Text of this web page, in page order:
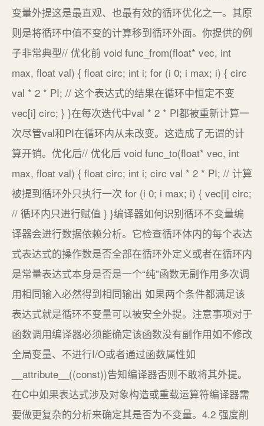
变量外提这是最直观、也最有效的循环优化之一。其原
则是将循环中值不变的计算移到循环外面。你提供的例
子非常典型// 优化前 void func_from(float* vec, int
max, float val) { float circ; int i; for (i 0; i max; i) { circ
val * 2 * PI; // 这个表达式的结果在循环中恒定不变
vec[i] circ; } }在每次迭代中val * 2 * PI都被重新计算一
次尽管val和PI在循环内从未改变。这造成了无谓的计
算开销。优化后// 优化后 void func_to(float* vec, int
max, float val) { float circ; int i; circ val * 2 * PI; // 计算
被提到循环外只执行一次 for (i 0; i max; i) { vec[i] circ;
// 循环内只进行赋值 } }编译器如何识别循环不变量编
译器会进行数据依赖分析。它检查循环体内的每个表达
式表达式的操作数是否全部在循环外定义或者在循环内
是常量表达式本身是否是一个“纯”函数无副作用多次调
用相同输入必然得到相同输出 如果两个条件都满足该
表达式就是循环不变量可以被安全外提。注意事项对于
函数调用编译器必须能确定该函数没有副作用如不修改
全局变量、不进行I/O或者通过函数属性如
__attribute__((const))告知编译器否则不敢将其外提。
在C中如果表达式涉及对象构造或重载运算符编译器需
要做更复杂的分析来确定其是否为不变量。4.2 强度削